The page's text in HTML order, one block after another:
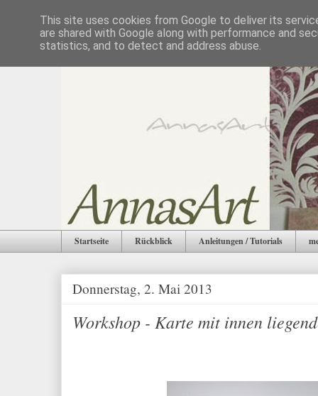
Startseite Rückblick Anleitungen / Tutorials
Donnerstag, 2. Mai 2013
Workshop - Karte mit innen
This site uses cookies from Google to deliver its
are shared with Google along with performance and
statistics, and to detect and address abuse.